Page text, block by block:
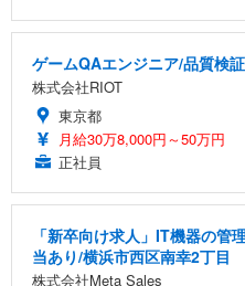
ゲームQAエンジニア/品質検
株式会社RIOT
東京都
月給30万8,000円～50万円
正社員
「新卒向け求人」IT機器の管
当あり/横浜市西区南幸2丁目
株式会社Meta Sales